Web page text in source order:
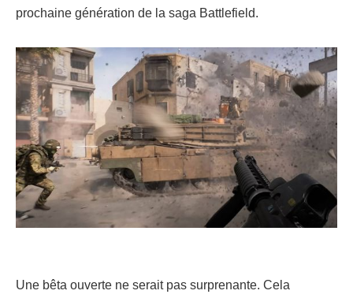
prochaine génération de la saga Battlefield.
Une bêta ouverte ne serait pas surprenante. Cela